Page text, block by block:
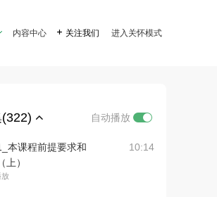
内容中心  关注我们 进入关怀模式
自动播放
本课程前提要求和
上）
10:14